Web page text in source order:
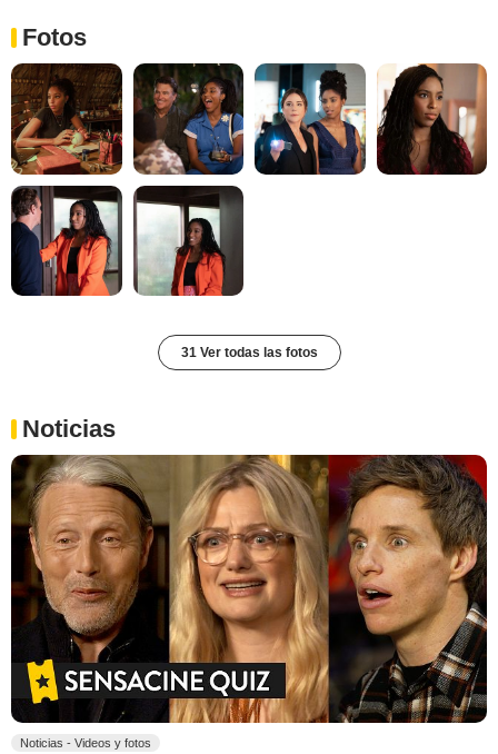
Fotos
31 Ver todas las fotos
Noticias
Noticias - Videos y fotos